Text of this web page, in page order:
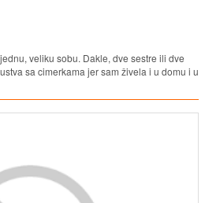
veliku sobu. Dakle, dve sestre ili dve
sa cimerkama jer sam živela i u domu i u